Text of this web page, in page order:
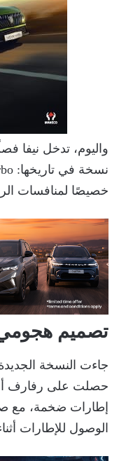
واليوم، تدخل نيفا
خصيصًا لمنافسات
تصميم هجومي
جاءت النسخة
حصلت على رفارف
إطارات ضخمة، مع
الوصول للإطارات